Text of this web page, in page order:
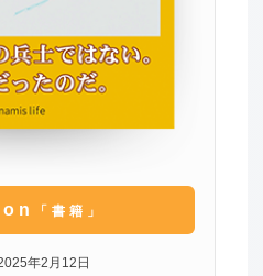
「書籍」
年2月12日